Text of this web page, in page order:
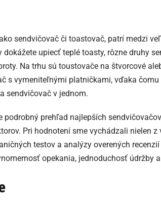
sendvičovač či toastovač, patrí medzi
upiecť teplé toasty, rôzne druhy
Na trhu sú toustovače na štvorcové
s vymeniteľnými platničkami, vďaka
sendvičovač v jednom.
prehľad najlepších
Pri hodnotení sme vychádzali nielen z
testov a analýzy overených
opekania, jednoduchosť údržby